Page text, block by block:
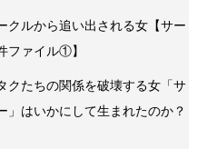
クルから追い出される女【サー
ファイル①】
クたちの関係を破壊する女「サ
」はいかにして生まれたのか？